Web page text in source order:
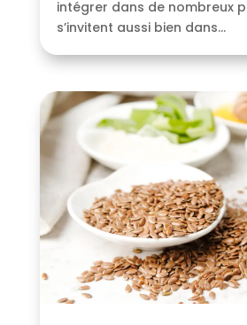
intégrer dans de nombreux
s’invitent aussi bien dans...